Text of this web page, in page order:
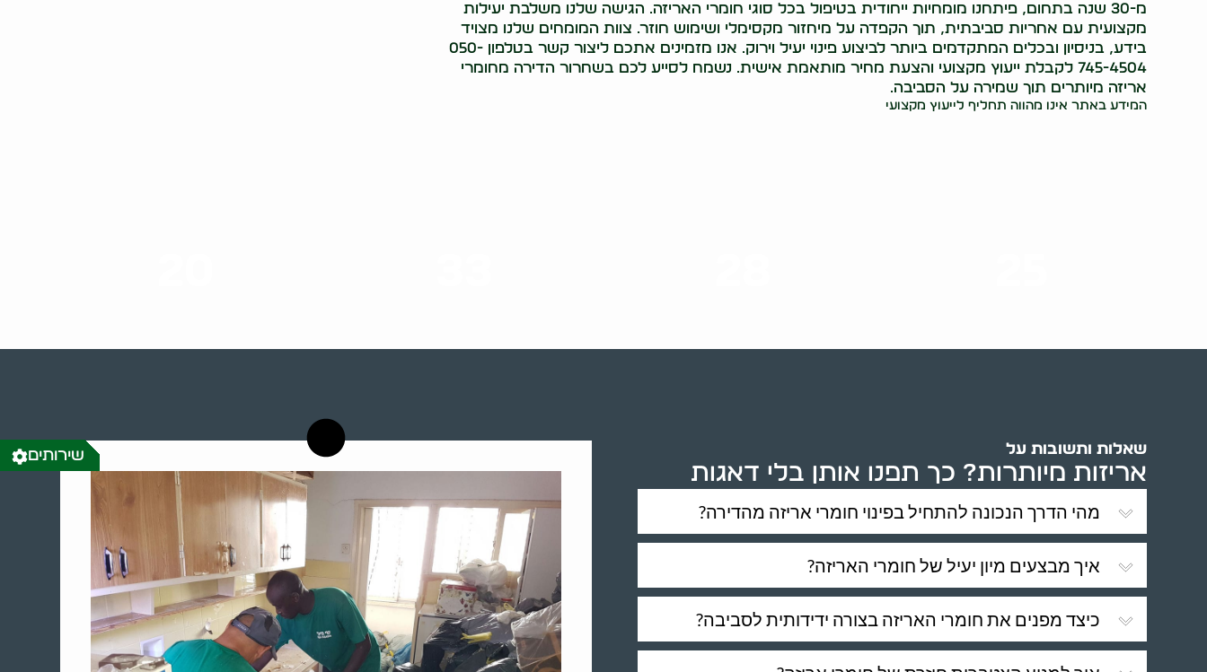
מ-30 שנה בתחום, פיתחנו מומחיות ייחודית בטיפול בכל סוגי חומרי האריזה. הגישה שלנו משלבת יעילות
מקצועית עם אחריות סביבתית, תוך הקפדה על מיחזור מקסימלי ושימוש חוזר. צוות המומחים שלנו מצויד
בידע, בניסיון ובכלים המתקדמים ביותר לביצוע פינוי יעיל וירוק. אנו מזמינים אתכם ליצור קשר בטלפון 050-
745-4504 לקבלת ייעוץ מקצועי והצעת מחיר מותאמת אישית. נשמח לסייע לכם בשחרור הדירה מחומרי
אריזה מיותרים תוך שמירה על הסביבה.
המידע באתר אינו מהווה תחליף לייעוץ מקצועי
שאלות ותשובות על
אריזות מיותרות? כך תפנו אותן בלי דאגות
מהי הדרך הנכונה להתחיל בפינוי חומרי אריזה מהדירה?
איך מבצעים מיון יעיל של חומרי האריזה?
כיצד מפנים את חומרי האריזה בצורה ידידותית לסביבה?
שירותים